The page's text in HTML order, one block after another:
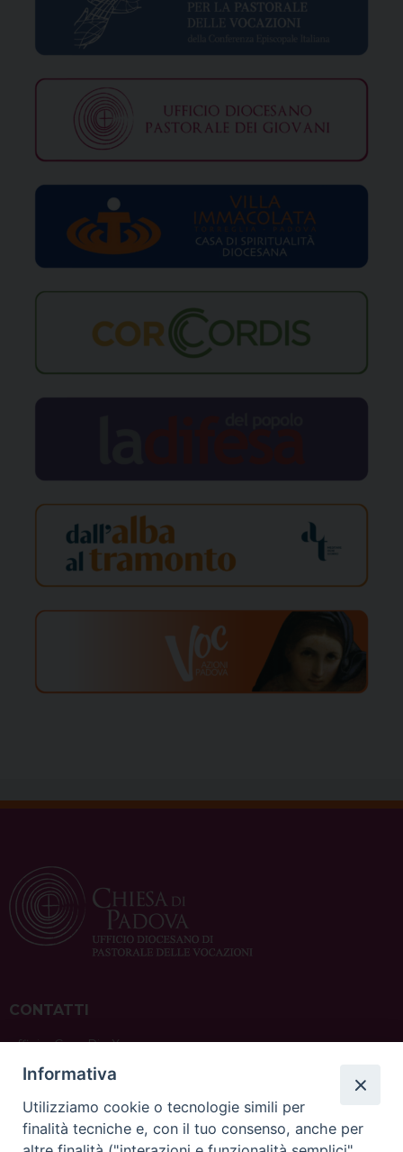
CONTATTI
ufficio: Casa Pio X
via Bonporti, 20 – 35141 Padova
tel: +39 351 619 2354
e mail:ufficiovocazionipadova@gmail.com
Informativa
Utilizziamo cookie o tecnologie simili per
finalità tecniche e, con il tuo consenso, anche per